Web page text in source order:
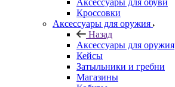
Аксессуары для обуви
Кроссовки
Аксессуары для оружия
Назад
Аксессуары для оружия
Кейсы
Затыльники и гребни
Магазины